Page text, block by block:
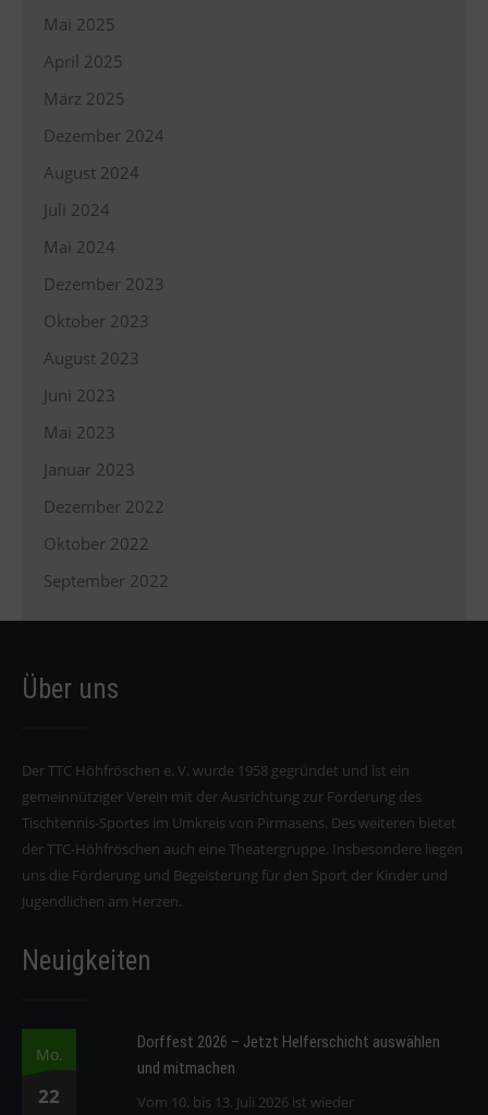
Mai 2025
April 2025
März 2025
Dezember 2024
August 2024
Juli 2024
Mai 2024
Dezember 2023
Oktober 2023
August 2023
Juni 2023
Mai 2023
Januar 2023
Dezember 2022
Oktober 2022
September 2022
Über uns
Der TTC Höhfröschen e. V. wurde 1958 gegründet und ist ein
gemeinnütziger Verein mit der Ausrichtung zur Förderung des
Tischtennis-Sportes im Umkreis von Pirmasens. Des weiteren bietet
der TTC-Höhfröschen auch eine Theatergruppe. Insbesondere liegen
uns die Förderung und Begeisterung für den Sport der Kinder und
Jugendlichen am Herzen.
Neuigkeiten
Mo.
22
Dorffest 2026 – Jetzt Helferschicht auswählen
und mitmachen
Vom 10. bis 13. Juli 2026 ist wieder